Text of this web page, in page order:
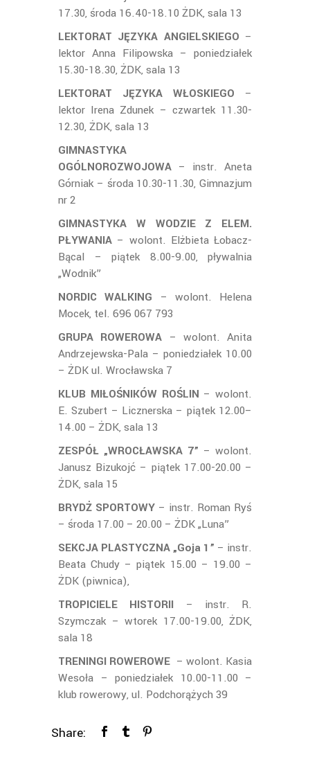
17.30, środa 16.40-18.10 ŻDK, sala 13
LEKTORAT JĘZYKA ANGIELSKIEGO –
lektor Anna Filipowska – poniedziałek
15.30-18.30, ŻDK, sala 13
LEKTORAT JĘZYKA WŁOSKIEGO –
lektor Irena Zdunek – czwartek 11.30-
12.30, ŻDK, sala 13
GIMNASTYKA
OGÓLNOROZWOJOWA – instr. Aneta
Górniak – środa 10.30-11.30, Gimnazjum
nr 2
GIMNASTYKA W WODZIE Z ELEM.
PŁYWANIA – wolont. Elżbieta Łobacz-
Bącal – piątek 8.00-9.00, pływalnia
„Wodnik”
NORDIC WALKING – wolont. Helena
Mocek, tel. 696 067 793
GRUPA ROWEROWA – wolont. Anita
Andrzejewska-Pala – poniedziałek 10.00
– ŻDK ul. Wrocławska 7
KLUB MIŁOŚNIKÓW ROŚLIN – wolont.
E. Szubert – Licznerska – piątek 12.00–
14.00 – ŻDK, sala 13
ZESPÓŁ „WROCŁAWSKA 7” – wolont.
Janusz Bizukojć – piątek 17.00-20.00 –
ŻDK, sala 15
BRYDŻ SPORTOWY – instr. Roman Ryś
– środa 17.00 – 20.00 – ŻDK „Luna”
SEKCJA PLASTYCZNA „Goja 1” – instr.
Beata Chudy – piątek 15.00 – 19.00 –
ŻDK (piwnica),
TROPICIELE HISTORII – instr. R.
Szymczak – wtorek 17.00-19.00, ŻDK,
sala 18
TRENINGI ROWEROWE – wolont. Kasia
Wesoła – poniedziałek 10.00-11.00 –
klub rowerowy, ul. Podchorążych 39
Share: